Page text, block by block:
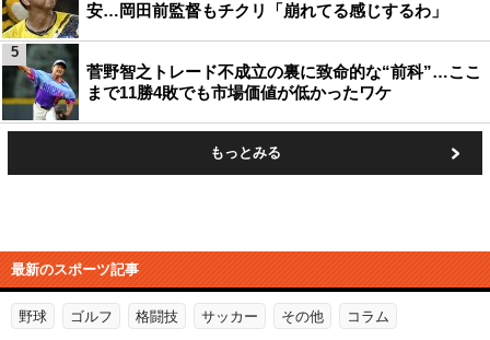
安…岡田前監督もチクリ「崩れてる感じするわ」
菅野智之トレード不成立の裏に致命的な“前科”…ここ
まで11勝4敗でも市場価値が低かったワケ
5
もっとみる
最新のスポーツ記事
野球 ゴルフ 格闘技 サッカー その他 コラム